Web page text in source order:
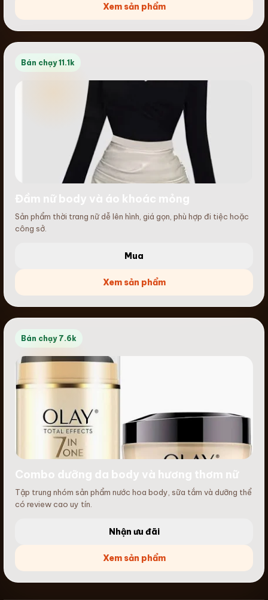
Xem sản phẩm
Bán chạy 11.1k
Sản phẩm thời trang nữ dễ lên hình, giá gọn, phù hợp đi tiệc hoặc
công sở.
Mua
Xem sản phẩm
Bán chạy 7.6k
Combo dưỡng da body và hương thơm nữ
Tập trung nhóm sản phẩm nước hoa body, sữa tắm và dưỡng thể
có review cao uy tín.
Nhận ưu đãi
Xem sản phẩm